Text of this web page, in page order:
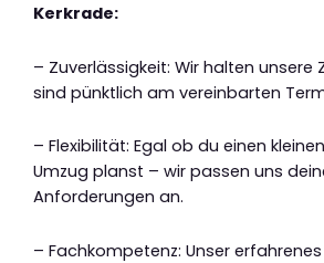
Kerkrade:
– Zuverlässigkeit: Wir halten unsere
sind pünktlich am vereinbarten
– Flexibilität: Egal ob du einen
Umzug planst – wir passen uns
Anforderungen an.
– Fachkompetenz: Unser